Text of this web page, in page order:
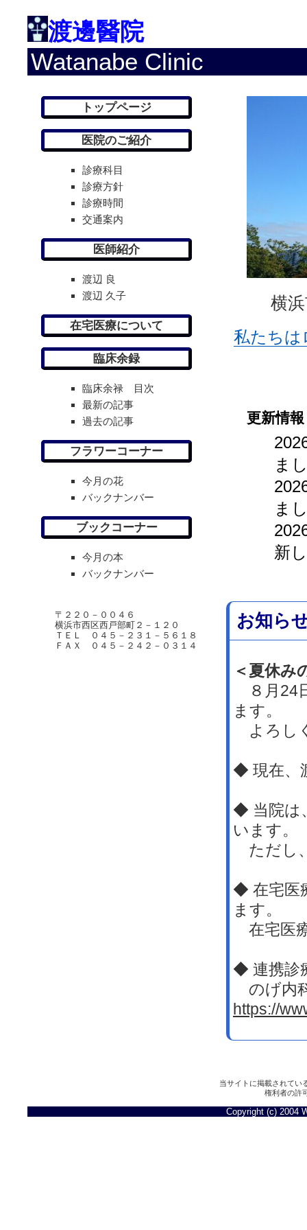
渡邊醫院
Watanabe Clinic
トップページ
医院のご紹介
診療科目
診療方針
診療時間
交通案内
医師紹介
渡辺 良
渡辺 久子
在宅医療について
臨床余録
臨床余禄 目次
最新の記事
過去の記事
フラワーコーナー
今月の花
バックナンバー
ブックコーナー
今月の本
バックナンバー
〒２２０－００４６
横浜市西区西戸部町２－１２０
ＴＥＬ ０４５－２３１－５６１８
ＦＡＸ ０４５－２４２－０３１４
横
私たちは
更新情報
ま
ま
新
お知ら
＜夏休み
８月24
ます。
よろし
◆ 現在、
◆ 当院は
います。
ただし
◆ 在宅医
ます。
在宅医
◆ 連携診
のげ内
https://
当サイトに掲載されてい
権利者の許
Copyright (c) 2004